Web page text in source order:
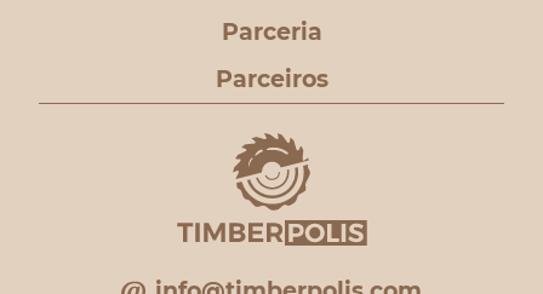
Parceria
Parceiros